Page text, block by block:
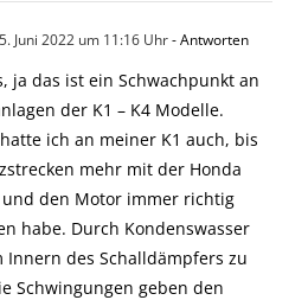
Juni 2022 um 11:16 Uhr- Antworten
ja das ist ein Schwachpunkt an
der K1 – K4 Modelle.
ich an meiner K1 auch, bis
mehr mit der Honda
den Motor immer richtig
habe. Durch Kondenswasser
Innern des Schalldämpfers zu
Schwingungen geben den